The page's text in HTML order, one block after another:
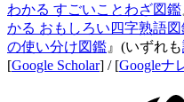
わかる すごいことわざ図鑑
かる おもしろい四字熟語図
の使い分け図鑑 』(いずれも
[Google Scholar] / [Googleナ